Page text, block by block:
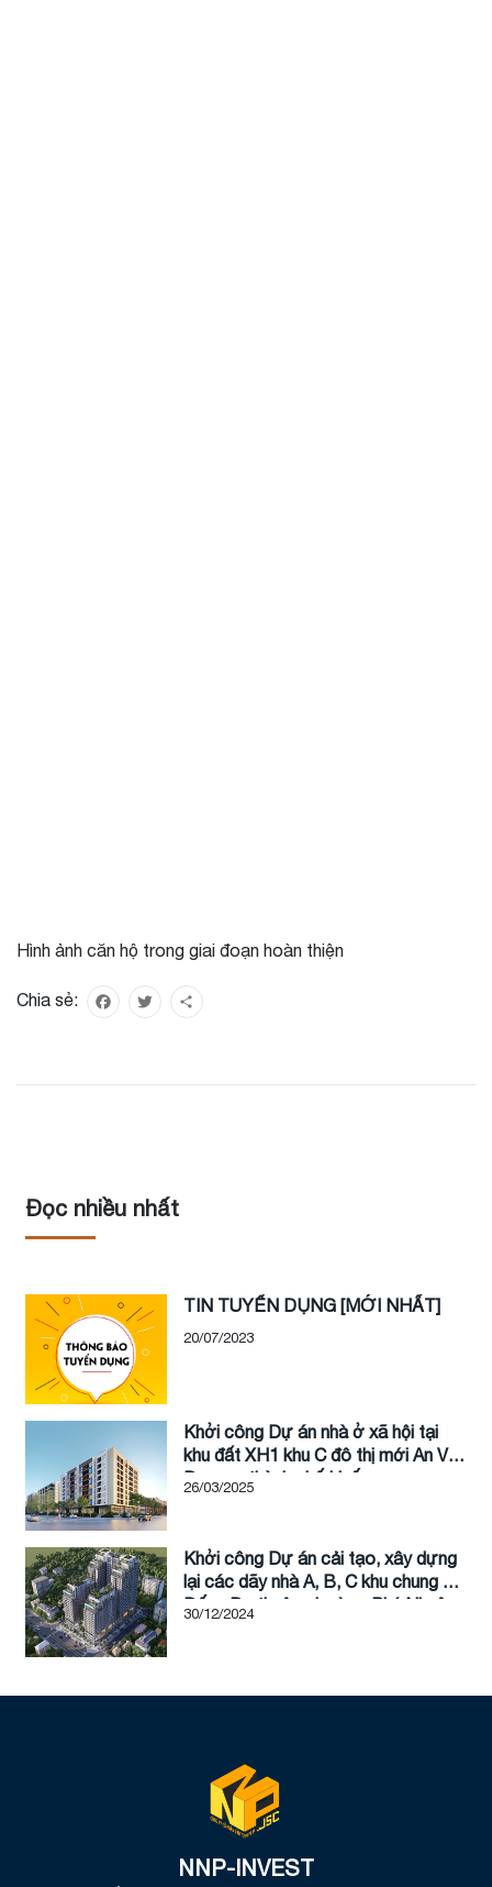
Hình ảnh căn hộ trong giai đoạn hoàn thiện
Chia sẻ: Facebook
Twitter
Đọc nhiều nhất
TIN TUYỂN DỤNG [MỚI NHẤT]
20/07/2023
Khởi công Dự án nhà ở xã hội tại
khu đất XH1 khu C đô thị mới An Vân
Dương, thành phố Huế
26/03/2025
Khởi công Dự án cải tạo, xây dựng
lại các dãy nhà A, B, C khu chung cư
Đống Đa thuộc phường Phú Nhuận,
30/12/2024
NNP-INVEST